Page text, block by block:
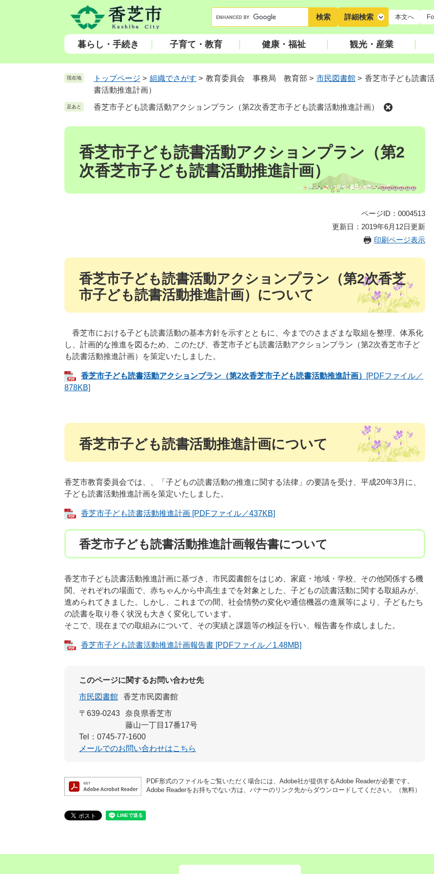
頭
飛
ー
ワ
ー
索
詳細検索 本文へ
暮らし・手続き 子育て・教育 健康・福祉 観光・産業
現在地 トップページ > 組織でさがす > 教育委員会 事務局 教育部 > 市民図書館 > 香芝市子ども読書
書活動推進計画）
足あと 香芝市子ども読書活動アクションプラン（第2次香芝市子ども読書活動推進計画）
本
香芝市子ども読書活動アクションプラン（第2
次香芝市子ども読書活動推進計画）
ページID：0004513
更新日：2019年6月12日更新
印刷ページ表示
香芝市子ども読書活動アクションプラン（第2次香芝
市子ども読書活動推進計画）について
香芝市における子ども読書活動の基本方針を示すとともに、今までのさまざまな取組を整理、体系化
し、計画的な推進を図るため、このたび、香芝市子ども読書活動アクションプラン（第2次香芝市子ど
も読書活動推進計画）を策定いたしました。
香芝市子ども読書活動アクションプラン（第2次香芝市子ども読書活動推進計画）
[PDFファイル／
878KB]
香芝市子ども読書活動推進計画について
香芝市教育委員会では、、「子どもの読書活動の推進に関する法律」の要請を受け、平成20年3月に、
子ども読書活動推進計画を策定いたしました。
香芝市子ども読書活動推進計画 [PDFファイル／437KB]
香芝市子ども読書活動推進計画報告書について
香芝市子ども読書活動推進計画に基づき、市民図書館をはじめ、家庭・地域・学校、その他関係する機
関、それぞれの場面で、赤ちゃんから中高生までを対象とした、子どもの読書活動に関する取組みが、
進められてきました。しかし、これまでの間、社会情勢の変化や通信機器の進展等により、子どもたち
の読書を取り巻く状況も大きく変化しています。
そこで、現在までの取組みについて、その実績と課題等の検証を行い、報告書を作成しました。
香芝市子ども読書活動推進計画報告書 [PDFファイル／1.48MB]
このページに関するお問い合わせ先
市民図書館
香芝市民図書館
〒639-0243
奈良県香芝市
藤山一丁目17番17号
Tel：0745-77-1600
メールでのお問い合わせはこちら
PDF形式のファイルをご覧いただく場合には、Adobe社が提供するAdobe Readerが必要です。
Adobe Readerをお持ちでない方は、バナーのリンク先からダウンロードしてください。（無料）